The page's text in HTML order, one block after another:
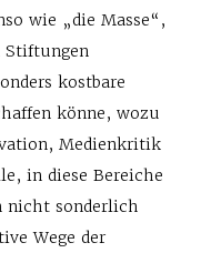
wie „die Masse“,
Stiftungen
kostbare
könne, wozu
Medienkritik
in diese Bereiche
nicht sonderlich
Wege der